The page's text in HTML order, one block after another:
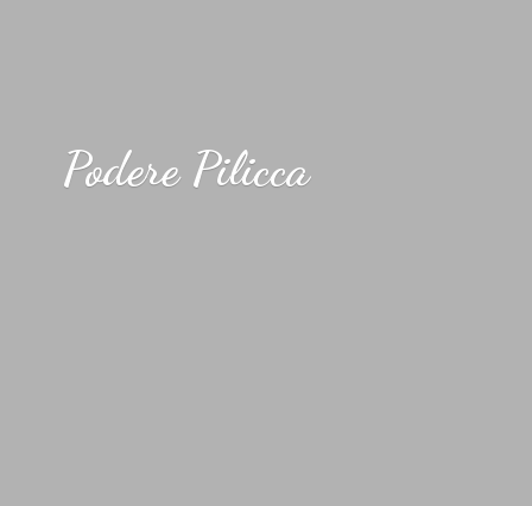
Podere Pilicca